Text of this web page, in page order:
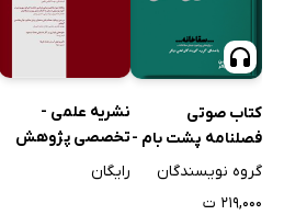
کتاب صوتی
فصلنامه پشت بام -
شماره یک
گروه نویسندگان
۲۱۹,۰۰۰ ت
نشریه علمی -
تخصصی پژوهش
در هنر و علوم
رایگان